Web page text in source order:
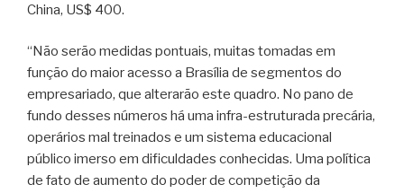
China, US$ 400.
“Não serão medidas pontuais, muitas tomadas em
função do maior acesso a Brasília de segmentos do
empresariado, que alterarão este quadro. No pano de
fundo desses números há uma infra-estruturada precária,
operários mal treinados e um sistema educacional
público imerso em dificuldades conhecidas. Uma política
de fato de aumento do poder de competição da